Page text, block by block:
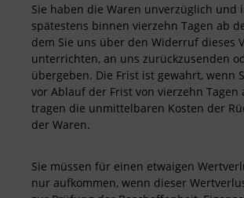
Sie haben die Waren unverzüglich und
spätestens binnen vierzehn Tagen ab
dem Sie uns über den Widerruf dieses
unterrichten, an uns zurückzusenden
übergeben. Die Frist ist gewahrt, wenn
vor Ablauf der Frist von vierzehn Tagen
tragen die unmittelbaren Kosten der
der Waren.
Sie müssen für einen etwaigen
nur aufkommen, wenn dieser